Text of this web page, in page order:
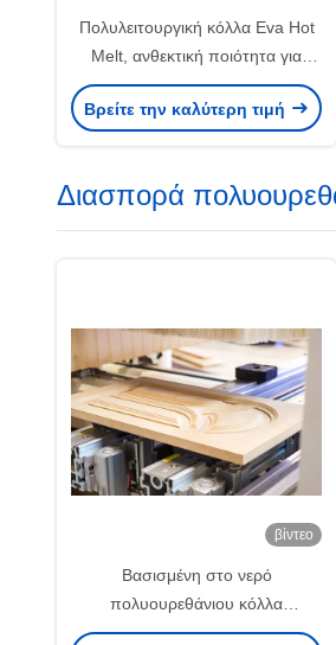
Πολυλειτουργική κόλλα Eva Hot
Melt, ανθεκτική ποιότητα για
σφράγιση άκρων ρούχων
Βρείτε την καλύτερη τιμή
Διασπορά
βίντεο
Βασισμένη στο νερό
πολυουρεθάνιου κόλλα
ξυλουργικής PUR καπλαμάδων